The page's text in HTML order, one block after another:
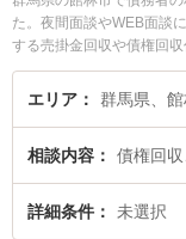
た。夜間面談やWEB面談
する売掛金回収や債権回
検索もでき便利です。特
労務経営法律事務所の上
債権回収のトラブル解決
無料で債務者の相続人へ
予約したい』などでお困
エリア 群馬県、
相談内容 債権回
詳細条件 未選択